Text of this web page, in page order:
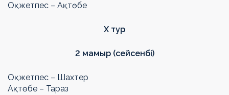
Оқжетпес – Ақтөбе
Х тур
2 мамыр (сейсенбі)
Оқжетпес – Шахтер
Ақтөбе – Тараз